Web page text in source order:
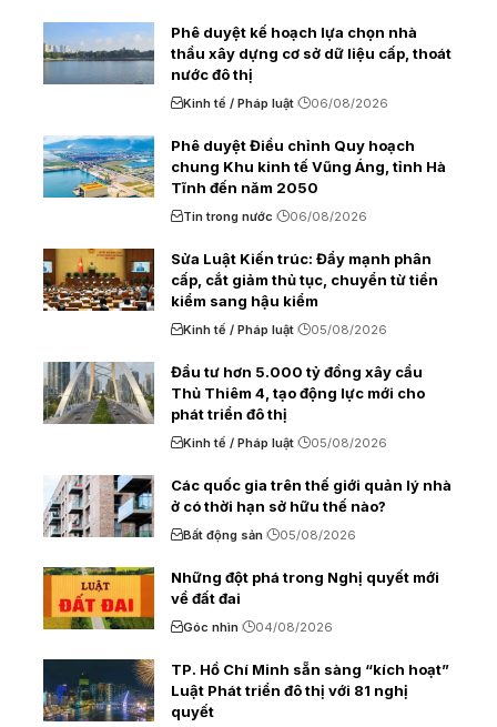
Phê duyệt kế hoạch lựa chọn nhà
thầu xây dựng cơ sở dữ liệu cấp, thoát
nước đô thị
Kinh tế / Pháp luật 06/08/2026
Phê duyệt Điều chỉnh Quy hoạch
chung Khu kinh tế Vũng Áng, tỉnh Hà
Tĩnh đến năm 2050
Tin trong nước 06/08/2026
Sửa Luật Kiến trúc: Đẩy mạnh phân
cấp, cắt giảm thủ tục, chuyển từ tiền
kiểm sang hậu kiểm
Kinh tế / Pháp luật 05/08/2026
Đầu tư hơn 5.000 tỷ đồng xây cầu
Thủ Thiêm 4, tạo động lực mới cho
phát triển đô thị
Kinh tế / Pháp luật 05/08/2026
Các quốc gia trên thế giới quản lý nhà
ở có thời hạn sở hữu thế nào?
Bất động sản 05/08/2026
Những đột phá trong Nghị quyết mới
về đất đai
Góc nhìn 04/08/2026
TP. Hồ Chí Minh sẵn sàng “kích hoạt”
Luật Phát triển đô thị với 81 nghị
quyết